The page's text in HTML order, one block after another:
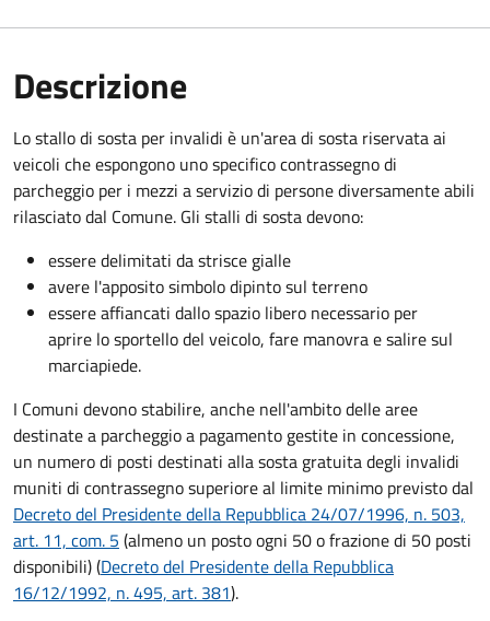
Descrizione
Lo stallo di sosta per invalidi è un'area di sosta riservata ai
veicoli che espongono uno specifico contrassegno di
parcheggio per i mezzi a servizio di persone diversamente abili
rilasciato dal Comune. Gli stalli di sosta devono:
essere delimitati da strisce gialle
avere l'apposito simbolo dipinto sul terreno
essere affiancati dallo spazio libero necessario per
aprire lo sportello del veicolo, fare manovra e salire sul
marciapiede.
I Comuni devono stabilire, anche nell'ambito delle aree
destinate a parcheggio a pagamento gestite in concessione,
un numero di posti destinati alla sosta gratuita degli invalidi
muniti di contrassegno superiore al limite minimo previsto dal
Decreto del Presidente della Repubblica 24/07/1996, n. 503,
art. 11, com. 5 (almeno un posto ogni 50 o frazione di 50 posti
disponibili) (Decreto del Presidente della Repubblica
16/12/1992, n. 495, art. 381).